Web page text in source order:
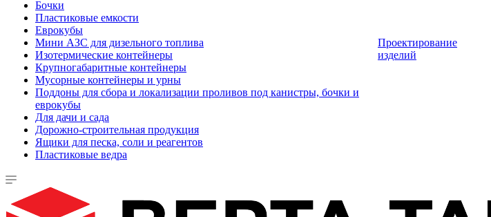
Бочки
Пластиковые емкости
Еврокубы
Мини АЗС для дизельного топлива
Изотермические контейнеры
Крупногабаритные контейнеры
Мусорные контейнеры и урны
Поддоны для сбора и локализации проливов под канистры, бочки и
еврокубы
Для дачи и сада
Дорожно-строительная продукция
Ящики для песка, соли и реагентов
Пластиковые ведра
Проектирование
изделий